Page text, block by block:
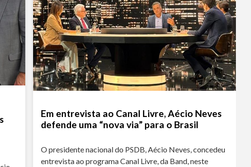
Em entrevista ao Canal Livre, Aécio Neves
defende uma “nova via” para o Brasil
O presidente nacional do PSDB, Aécio Neves, concedeu
entrevista ao programa Canal Livre, da Band, neste